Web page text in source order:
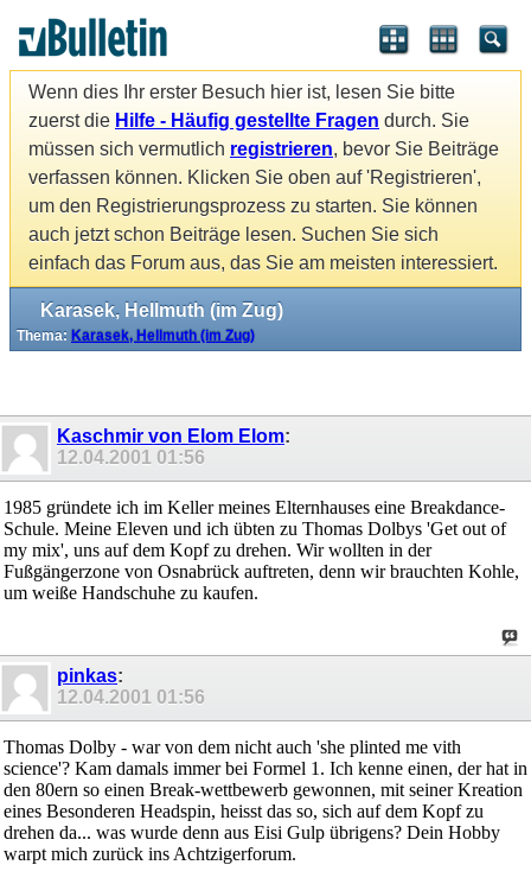
Wenn dies Ihr erster Besuch hier ist, lesen Sie bitte
zuerst die Hilfe - Häufig gestellte Fragen durch. Sie
müssen sich vermutlich registrieren, bevor Sie Beiträge
verfassen können. Klicken Sie oben auf 'Registrieren',
um den Registrierungsprozess zu starten. Sie können
auch jetzt schon Beiträge lesen. Suchen Sie sich
einfach das Forum aus, das Sie am meisten interessiert.
Karasek, Hellmuth (im Zug)
Thema: Karasek, Hellmuth (im Zug)
Kaschmir von Elom Elom:
12.04.2001 01:56
1985 gründete ich im Keller meines Elternhauses eine Breakdance-
Schule. Meine Eleven und ich übten zu Thomas Dolbys 'Get out of
my mix', uns auf dem Kopf zu drehen. Wir wollten in der
Fußgängerzone von Osnabrück auftreten, denn wir brauchten Kohle,
um weiße Handschuhe zu kaufen.
pinkas:
12.04.2001 01:56
Thomas Dolby - war von dem nicht auch 'she plinted me vith
science'? Kam damals immer bei Formel 1. Ich kenne einen, der hat in
den 80ern so einen Break-wettbewerb gewonnen, mit seiner Kreation
eines Besonderen Headspin, heisst das so, sich auf dem Kopf zu
drehen da... was wurde denn aus Eisi Gulp übrigens? Dein Hobby
warpt mich zurück ins Achtzigerforum.